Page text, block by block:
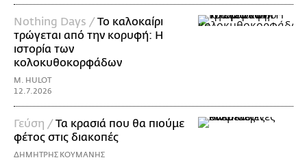
Nothing Days /Το καλοκαίρι
τρώγεται από την κορυφή: H
ιστορία των
κολοκυθοκορφάδων
M. HULOT
12.7.2026
Γεύση /Τα κρασιά που θα πιούμε
φέτος στις διακοπές
ΔΗΜΗΤΡΗΣ ΚΟΥΜΑΝΗΣ